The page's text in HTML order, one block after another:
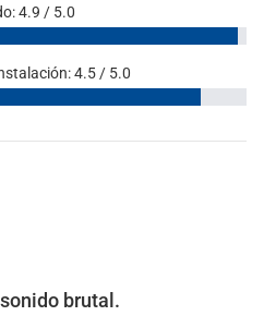
4.9 / 5.0
4.5 / 5.0
brutal.